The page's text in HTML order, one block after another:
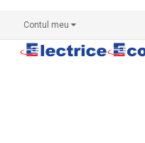
Contul meu